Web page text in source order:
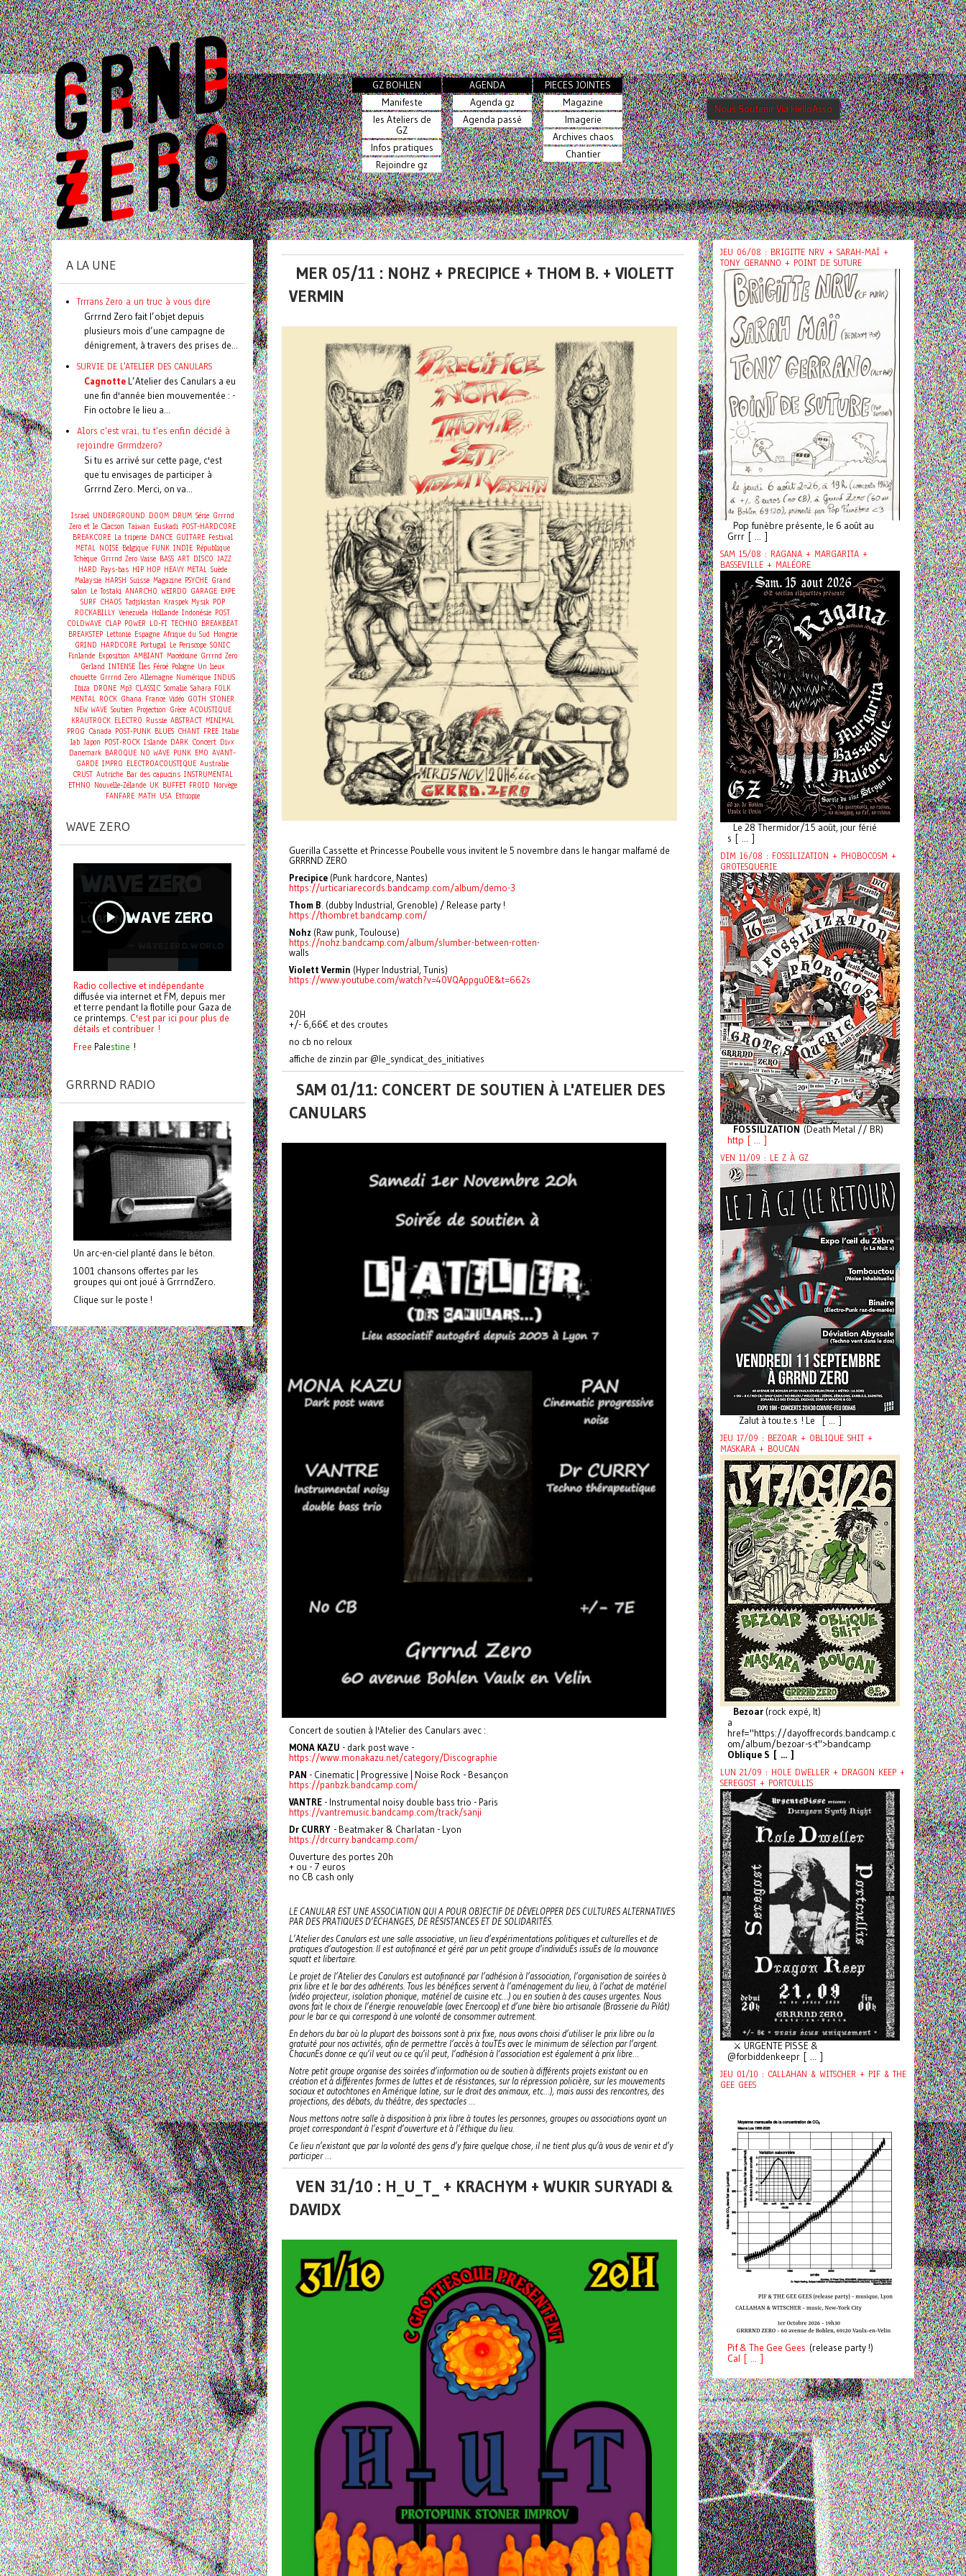
GZ BOHLEN
Manifeste
les Ateliers de
GZ
Infos pratiques
Rejoindre gz
AGENDA
Agenda gz
Agenda passé
PIECES JOINTES
Magazine
Imagerie
Archives chaos
Chantier
Nous Soutenir Via HelloAsso
MER 05/11 : NOHZ + PRECIPICE + THOM B. + VIOLETT
VERMIN
Guerilla Cassette et Princesse Poubelle vous invitent le 5 novembre dans le hangar malfamé de
GRRRND ZERO
Precipice (Punk hardcore, Nantes)
https://urticariarecords.bandcamp.com/album/demo-3
Thom B . (dubby Industrial, Grenoble) / Release party !
https://thombret.bandcamp.com/
Nohz (Raw punk, Toulouse)
https://nohz.bandcamp.com/album/slumber-between-rotten-
walls
Violett Vermin (Hyper Industrial, Tunis)
https://www.youtube.com/watch?v=40VQAppgu0E&t=662s
20H
+/- 6,66€ et des croutes
no cb no reloux
affiche de zinzin par @le_syndicat_des_initiatives
SAM 01/11: CONCERT DE SOUTIEN À L'ATELIER DES
CANULARS
Concert de soutien à l'Atelier des Canulars avec :
MONA KAZU - dark post wave -
https://www.monakazu.net/category/Discographie
PAN - Cinematic | Progressive | Noise Rock - Besançon
https://panbzk.bandcamp.com/
VANTRE - Instrumental noisy double bass trio - Paris
https://vantremusic.bandcamp.com/track/sanji
Dr CURRY- Beatmaker & Charlatan - Lyon
https://drcurry.bandcamp.com/
Ouverture des portes 20h
+ ou - 7 euros
no CB cash only
LE CANULAR EST UNE ASSOCIATION QUI A POUR OBJECTIF DE DÉVELOPPER DES CULTURES ALTERNATIVES
PAR DES PRATIQUES D’ÉCHANGES, DE RÉSISTANCES ET DE SOLIDARITÉS.
L’Atelier des Canulars est une salle associative, un lieu d’expérimentations politiques et culturelles et de
pratiques d’autogestion. Il est autofinancé et géré par un petit groupe d’individuEs issuEs de la mouvance
squatt et libertaire.
Le projet de l’Atelier des Canulars est autofinancé par l’adhésion à l’association, l’organisation de soirées à
prix libre et le bar des adhérents. Tous les bénéfices servent à l’aménagement du lieu, à l’achat de matériel
(vidéo projecteur, isolation phonique, matériel de cuisine etc…) ou en soutien à des causes urgentes. Nous
avons fait le choix de l’énergie renouvelable (avec Enercoop) et d’une bière bio artisanale (Brasserie du Pilât)
pour le bar ce qui correspond à une volonté de consommer autrement.
En dehors du bar où la plupart des boissons sont à prix fixe, nous avons choisi d’utiliser le prix libre ou la
gratuité pour nos activités, afin de permettre l’accès à touTEs avec le minimum de sélection par l’argent.
ChacunEs donne ce qu’il veut ou ce qu’il peut, l’adhésion à l’association est également à prix libre…
Notre petit groupe organise des soirées d’information ou de soutien à différents projets existant ou en
création et à différentes formes de luttes et de résistances, sur la répression policière, sur les mouvements
sociaux et autochtones en Amérique latine, sur le droit des animaux, etc…), mais aussi des rencontres, des
projections, des débats, du théâtre, des spectacles …
Nous mettons notre salle à disposition à prix libre à toutes les personnes, groupes ou associations ayant un
projet correspondant à l’esprit d’ouverture et à l’éthique du lieu.
Ce lieu n’existant que par la volonté des gens d’y faire quelque chose, il ne tient plus qu’à vous de venir et d’y
participer …
VEN 31/10 : H_U_T_ + KRACHYM + WUKIR SURYADI &
DAVIDX
A LA UNE
Trrrans Zero a un truc à vous dire
Grrrnd Zero fait l’objet depuis
plusieurs mois d’une campagne de
dénigrement, à travers des prises de...
SURVIE DE L'ATELIER DES CANULARS
Cagnotte L’Atelier des Canulars a eu
une fin d'année bien mouvementée : -
Fin octobre le lieu a...
Alors c'est vrai, tu t'es enfin décidé à
rejoindre Grrrndzero?
Si tu es arrivé sur cette page, c'est
que tu envisages de participer à
Grrrnd Zero. Merci, on va...
Israel UNDERGROUND DOOM DRUM Série Grrrnd
Zero et le Clacson Taiwan Euskadi POST-HARDCORE
BREAKCORE La triperie DANCE GUITARE Festival
METAL NOISE Belgique FUNK INDIE République
Tchèque Grrrnd Zero Vaise BASS ART DISCO JAZZ
HARD Pays-bas HIP HOP HEAVY METAL Suède
Malaysie HARSH Suisse Magazine PSYCHE Grand
salon Le Tostaki ANARCHO WEIRDO GARAGE EXPE
SURF CHAOS Tadjikistan Kraspek Mysik POP
ROCKABILLY Venezuela Hollande Indonésie POST
COLDWAVE CLAP POWER LO-FI TECHNO BREAKBEAT
BREAKSTEP Lettonie Espagne Afrique du Sud Hongrie
GRIND HARDCORE Portugal Le Periscope SONIC
Finlande Exposition AMBIANT Macédoine Grrrnd Zero
Gerland INTENSE Îles Féroé Pologne Un lieux
chouette Grrrnd Zero Allemagne Numérique INDUS
Ibiza DRONE Mp3 CLASSIC Somalie Sahara FOLK
MENTAL ROCK Ghana France Vidéo GOTH STONER
NEW WAVE Soutien Projection Grèce ACOUSTIQUE
KRAUTROCK ELECTRO Russie ABSTRACT MINIMAL
PROG Canada POST-PUNK BLUES CHANT FREE Italie
lab Japon POST-ROCK Islande DARK Concert Divx
Danemark BAROQUE NO WAVE PUNK EMO AVANT-
GARDE IMPRO ELECTROACOUSTIQUE Australie
CRUST Autriche Bar des capucins INSTRUMENTAL
ETHNO Nouvelle-Zélande UK BUFFET FROID Norvège
FANFARE MATH USA Ethiopie
WAVE ZERO
Radio collective et indépendante
diffusée via internet et FM, depuis mer
et terre pendant la flotille pour Gaza de
ce printemps. C'est par ici pour plus de
détails et contribuer !
Free Palestine !
GRRRND RADIO
Un arc-en-ciel planté dans le béton.
1001 chansons offertes par les
groupes qui ont joué à GrrrndZero.
Clique sur le poste !
JEU 06/08 : BRIGITTE NRV + SARAH-MAÏ +
TONY GERANNO + POINT DE SUTURE
Pop funèbre présente, le 6 août au
Grrr [ ... ]
SAM 15/08 : RAGANA + MARGARITA +
BASSEVILLE + MALÉORE
Le 28 Thermidor/15 août, jour férié
s [ ... ]
DIM 16/08 : FOSSILIZATION + PHOBOCOSM +
GROTESQUERIE
FOSSILIZATION (Death Metal // BR)
http [ ... ]
VEN 11/09 : LE Z À GZ
Zalut à tou.te.s ! Le [ ... ]
JEU 17/09 : BEZOAR + OBLIQUE SHIT +
MASKARA + BOUCAN
Bezoar (rock expé, It)
a
href="https://dayoffrecords.bandcamp.c
om/album/bezoar-s-t">bandcamp
Oblique S [ ... ]
LUN 21/09 : HOLE DWELLER + DRAGON KEEP +
SEREGOST + PORTCULLIS
⚔️ URGENTE PISSE &
@forbiddenkeepr [ ... ]
JEU 01/10 : CALLAHAN & WITSCHER + PIF & THE
GEE GEES
Pif& The Gee Gees (release party !)
Cal [ ... ]